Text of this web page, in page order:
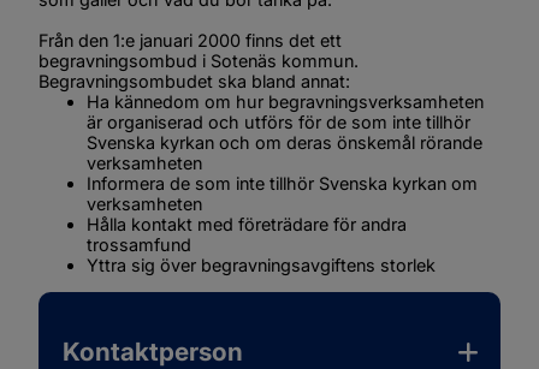
Från den 1:e januari 2000 finns det ett
begravningsombud i Sotenäs kommun.
Begravningsombudet ska bland annat:
Ha kännedom om hur begravningsverksamheten
är organiserad och utförs för de som inte tillhör
Svenska kyrkan och om deras önskemål rörande
verksamheten
Informera de som inte tillhör Svenska kyrkan om
verksamheten
Hålla kontakt med företrädare för andra
trossamfund
Yttra sig över begravningsavgiftens storlek
Kontaktperson